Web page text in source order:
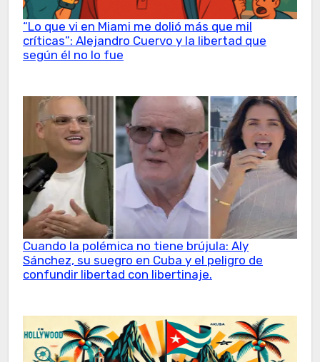
“Lo que vi en Miami me dolió más que mil
críticas”: Alejandro Cuervo y la libertad que
según él no lo fue
Cuando la polémica no tiene brújula: Aly
Sánchez, su suegro en Cuba y el peligro de
confundir libertad con libertinaje.